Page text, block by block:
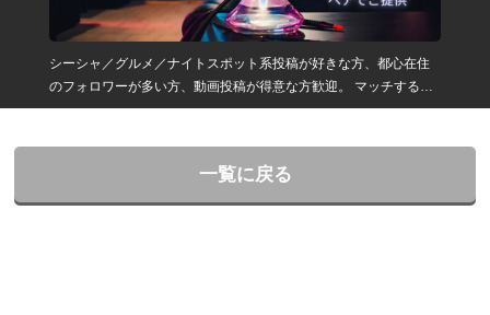
シーシャ／グルメ／ナイトスポット系投稿が好きな方、都心在住
のフォロワーが多い方、動画投稿が得意な方歓迎。 マッチする方
は系列店、イベント等様々な機会にオファーさせていただきま
一覧に戻る